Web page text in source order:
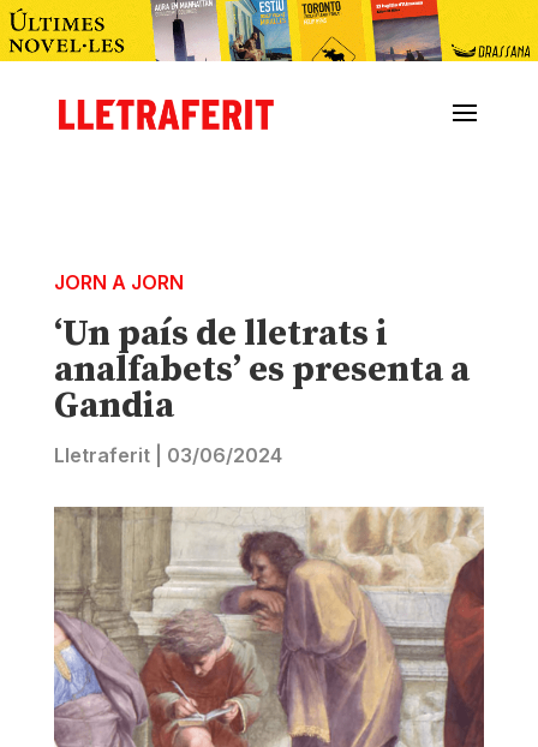
JORN A JORN
‘Un país de lletrats i
analfabets’ es presenta a
Gandia
Lletraferit| 03/06/2024